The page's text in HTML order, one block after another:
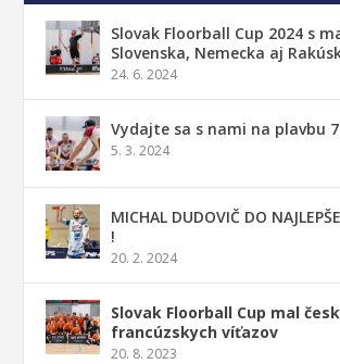
Slovak Floorball Cup 2024 s
Slovenska, Nemecka aj
24. 6. 2024
Vydajte sa s nami na plavbu
5. 3. 2024
MICHAL DUDOVIČ DO
!
20. 2. 2024
Slovak Floorball Cup mal
francúzskych víťazov
20. 8. 2023